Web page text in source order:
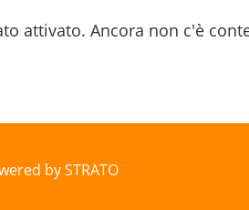
attivato. Ancora non c'è
by STRATO